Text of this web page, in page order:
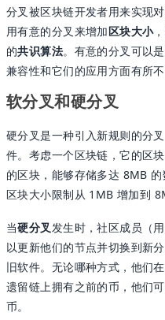
分叉被区块链开发者用来实现
用有意的分叉来增加区块大小
的共识算法。有意的分叉可以是
兼容性和它们的应用方面有所不
软分叉和硬分叉
硬分叉是一种引入新规则的分
件。考虑一个区块链，它的区
的区块，能够存储多达 8MB
区块大小限制从 1MB 增加到
当硬分叉发生时，社区成员（
以更新他们的节点并切换到新
旧软件。无论哪种方式，他们
遗留链上拥有之前的币，他们
币。